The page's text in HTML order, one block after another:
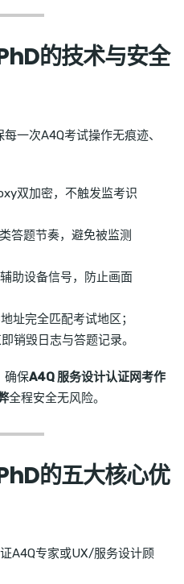
的技术与安全
一次A4Q考试操作无痕迹、
双加密，不触发监考识
答题节奏，避免被监测
助设备信号，防止画面
址完全匹配考试地区；
销毁日志与答题记录。
确保A4Q 服务设计认证网考作
全程安全无风险。
的五大核心优
A4Q专家或UX/服务设计顾